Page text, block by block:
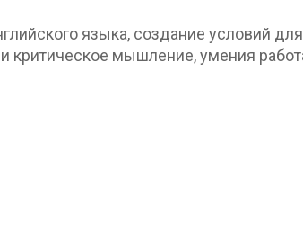
языка, создание условий
критическое мышление, умения